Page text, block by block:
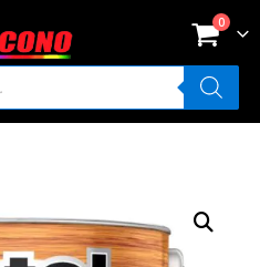
0